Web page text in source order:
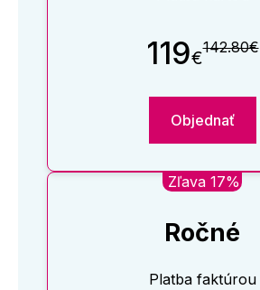
119€142.80€
Objednať
Zľava 17%
Ročné
Platba faktúrou